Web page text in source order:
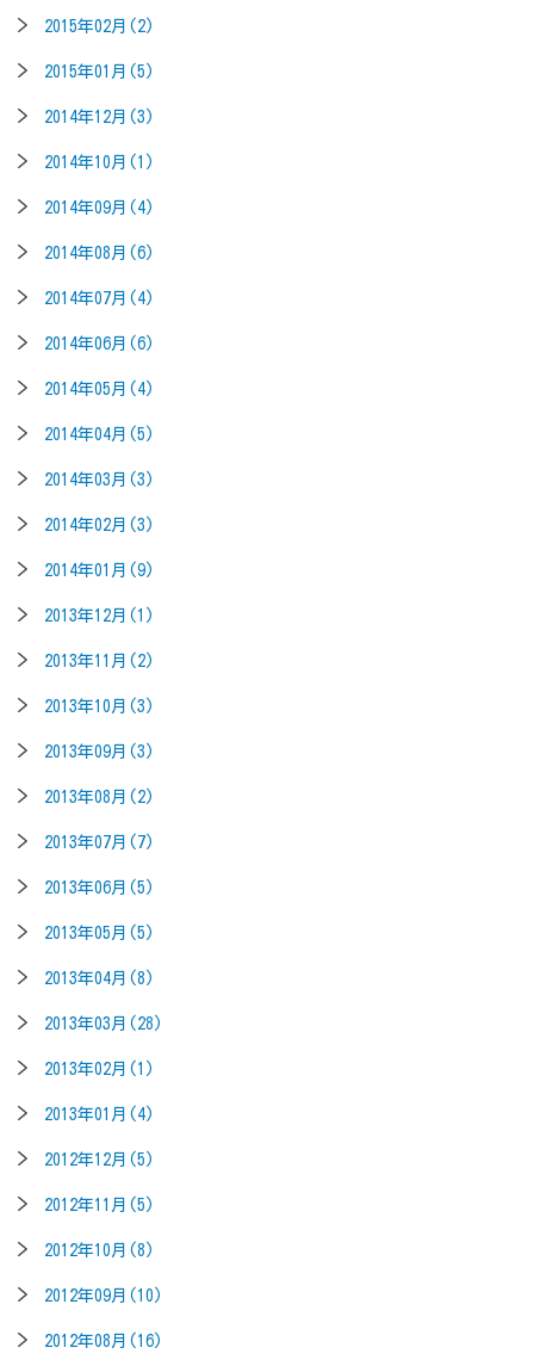
2015年02月(2)
2015年01月(5)
2014年12月(3)
2014年10月(1)
2014年09月(4)
2014年08月(6)
2014年07月(4)
2014年06月(6)
2014年05月(4)
2014年04月(5)
2014年03月(3)
2014年02月(3)
2014年01月(9)
2013年12月(1)
2013年11月(2)
2013年10月(3)
2013年09月(3)
2013年08月(2)
2013年07月(7)
2013年06月(5)
2013年05月(5)
2013年04月(8)
2013年03月(28)
2013年02月(1)
2013年01月(4)
2012年12月(5)
2012年11月(5)
2012年10月(8)
2012年09月(10)
2012年08月(16)